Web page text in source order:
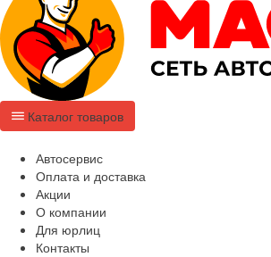
Каталог товаров
Автосервис
Оплата и доставка
Акции
О компании
Для юрлиц
Контакты